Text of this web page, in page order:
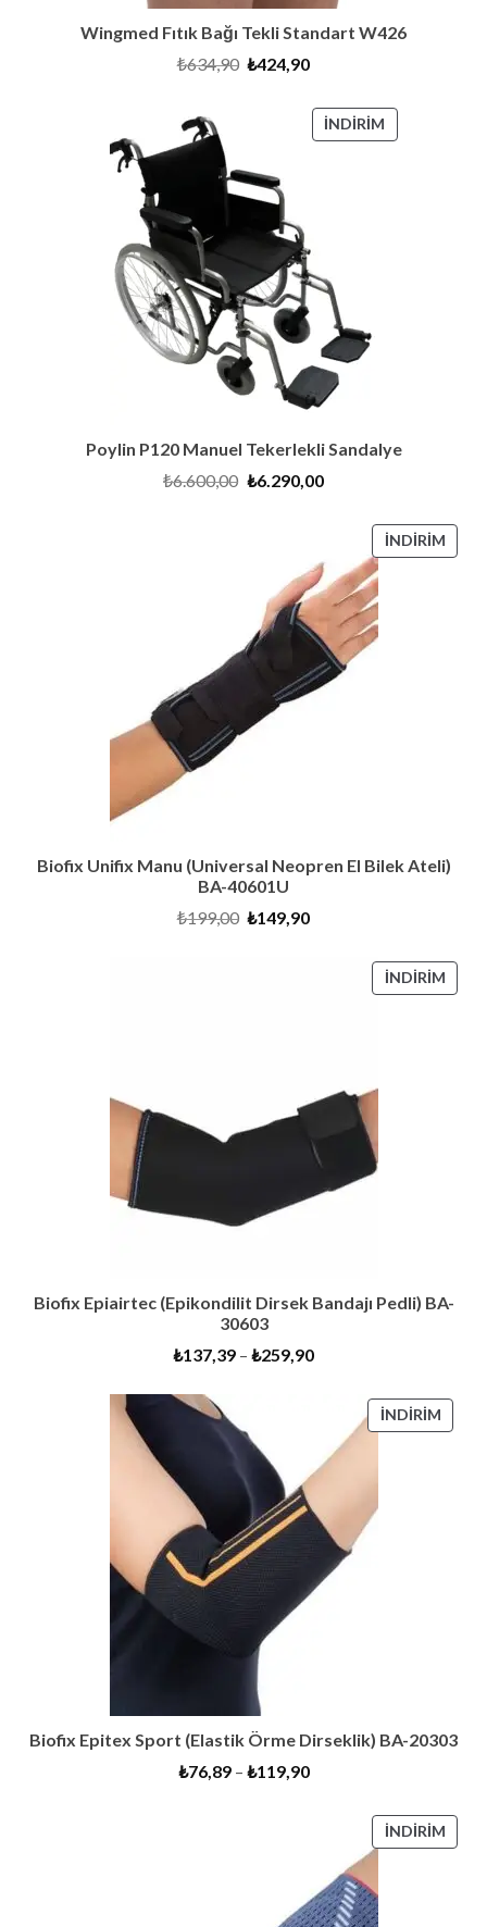
Wingmed Fıtık Bağı Tekli Standart W426
₺634,90 Orijinal
₺424,90Şu
₺424,90.
İNDIRIM
ÜRÜN
Poylin P120 Manuel Tekerlekli Sandalye
₺6.600,00 Orijinal
₺6.290,00Şu
₺6.290,00.İNDIRIM
ÜRÜN
Biofix Unifix Manu (Universal Neopren El Bilek Ateli)
BA-40601U
₺199,00 Orijinal
₺149,90Şu
₺149,90.
İNDIRIM
ÜRÜN
Biofix Epiairtec (Epikondilit Dirsek Bandajı Pedli) BA-
30603
₺137,39 – ₺259,90
İNDIRIM
ÜRÜN
Biofix Epitex Sport (Elastik Örme Dirseklik) BA-20303
₺76,89– ₺119,90
İNDIRIM
ÜRÜN